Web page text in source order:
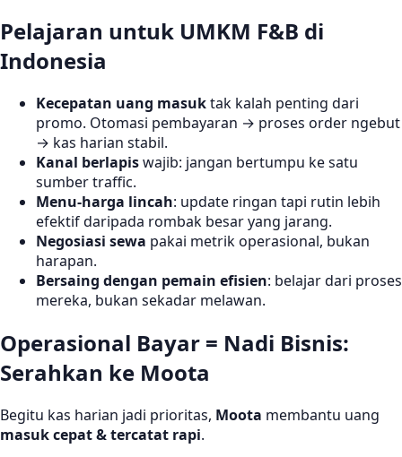
Pelajaran untuk UMKM F&B di
Indonesia
Kecepatan uang masuktak kalah penting dari
promo. Otomasi pembayaran → proses order ngebut
→ kas harian stabil.
Kanal berlapiswajib: jangan bertumpu ke satu
sumber traffic.
Menu-harga lincah: update ringan tapi rutin lebih
efektif daripada rombak besar yang jarang.
Negosiasi sewa pakai metrik operasional, bukan
harapan.
Bersaing dengan pemain efisien: belajar dari proses
mereka, bukan sekadar melawan.
Operasional Bayar = Nadi Bisnis:
Serahkan ke Moota
Begitu kas harian jadi prioritas, Moota membantu uang
masuk cepat & tercatat rapi.